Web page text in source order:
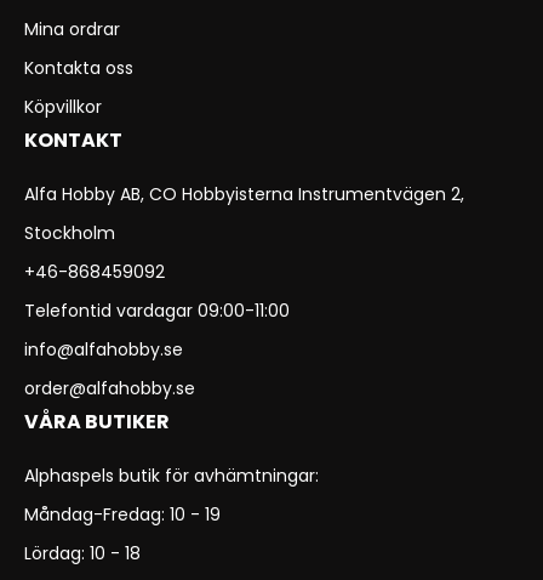
Mina ordrar
Kontakta oss
Köpvillkor
KONTAKT
Alfa Hobby AB, CO Hobbyisterna Instrumentvägen 2,
Stockholm
+46-868459092
Telefontid vardagar 09:00-11:00
info@alfahobby.se
order@alfahobby.se
VÅRA BUTIKER
Alphaspels butik för avhämtningar:
Måndag-Fredag: 10 - 19
Lördag: 10 - 18